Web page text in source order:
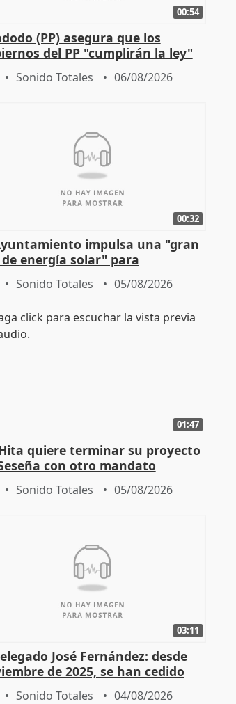
00:54
(PP) asegura que los
del PP "cumplirán la ley"
los menores migrantes
Sonido Totales 06/08/2026
00:32
impulsa una "gran
energía solar" para
Sonido Totales 05/08/2026
01:47
quiere terminar su proyecto
con otro mandato
Sonido Totales 05/08/2026
03:11
José Fernández: desde
de 2025, se han cedido
ayudas por nacimiento
Sonido Totales 04/08/2026